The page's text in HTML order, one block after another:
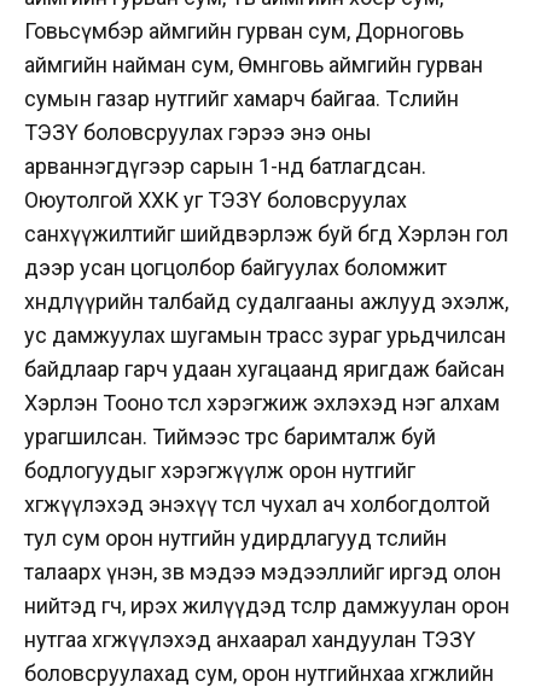
Говьсүмбэр аймгийн гурван сум, Дорноговь
аймгийн найман сум, Өмнөговь аймгийн гурван
сумын газар нутгийг хамарч байгаа. Төслийн
ТЭЗҮ боловсруулах гэрээ энэ оны
арваннэгдүгээр сарын 1-нд батлагдсан.
Оюутолгой ХХК уг ТЭЗҮ боловсруулах
санхүүжилтийг шийдвэрлэж буй бөгөөд Хэрлэн гол
дээр усан цогцолбор байгуулах боломжит
хөндлүүрийн талбайд судалгааны ажлууд эхэлж,
ус дамжуулах шугамын трасс зураг урьдчилсан
байдлаар гарч удаан хугацаанд яригдаж байсан
Хэрлэн Тооно төсөл хэрэгжиж эхлэхэд нэг алхам
урагшилсан. Тиймээс төрөөс баримталж буй
бодлогуудыг хэрэгжүүлж орон нутгийг
хөгжүүлэхэд энэхүү төсөл чухал ач холбогдолтой
тул сум орон нутгийн удирдлагууд төслийн
талаарх үнэн, зөв мэдээ мэдээллийг иргэд олон
нийтэд өгч, ирэх жилүүдэд төслөөр дамжуулан орон
нутгаа хөгжүүлэхэд анхаарал хандуулан ТЭЗҮ
боловсруулахад сум, орон нутгийнхаа хөгжлийн